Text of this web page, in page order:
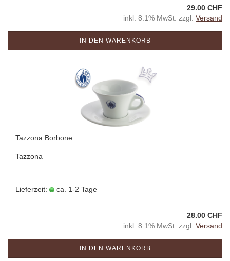
29.00 CHF
inkl. 8.1% MwSt. zzgl. Versand
IN DEN WARENKORB
Tazzona Borbone
Tazzona
Lieferzeit: ca. 1-2 Tage
28.00 CHF
inkl. 8.1% MwSt. zzgl. Versand
IN DEN WARENKORB